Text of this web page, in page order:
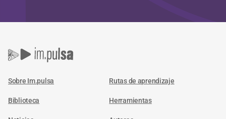
Sobre Im.pulsa Rutas de aprendizaje
Biblioteca Herramientas